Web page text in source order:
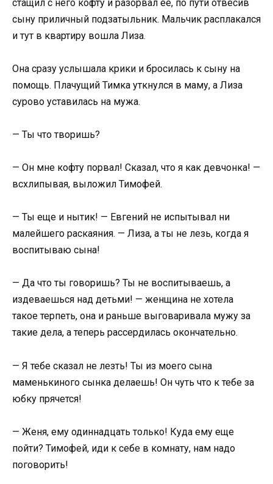
стащил с него кофту и разорвал ее, по пути отвесив
сыну приличный подзатыльник. Мальчик расплакался
и тут в квартиру вошла Лиза.
Она сразу услышала крики и бросилась к сыну на
помощь. Плачущий Тимка уткнулся в маму, а Лиза
сурово уставилась на мужа.
— Ты что творишь?
— Он мне кофту порвал! Сказал, что я как девчонка! —
всхлипывая, выложил Тимофей.
— Ты еще и нытик! — Евгений не испытывал ни
малейшего раскаяния. — Лиза, а ты не лезь, когда я
воспитываю сына!
— Да что ты говоришь? Ты не воспитываешь, а
издеваешься над детьми! — женщина не хотела
такое терпеть, она и раньше выговаривала мужу за
такие дела, а теперь рассердилась окончательно.
— Я тебе сказал не лезть! Ты из моего сына
маменькиного сынка делаешь! Он чуть что к тебе за
юбку прячется!
— Женя, ему одиннадцать только! Куда ему еще
пойти? Тимофей, иди к себе в комнату, нам надо
поговорить!